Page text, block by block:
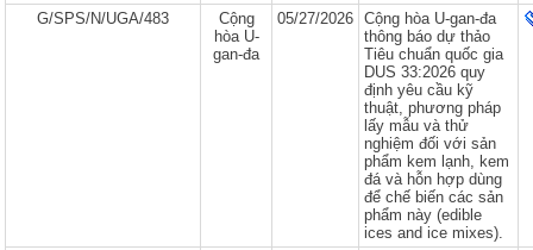
G/SPS/N/UGA/483
Cộng
hòa U-
gan-đa
05/27/2026
Cộng hòa U-gan-đa
thông báo dự thảo
Tiêu chuẩn quốc gia
DUS 33:2026 quy
định yêu cầu kỹ
thuật, phương pháp
lấy mẫu và thử
nghiệm đối với sản
phẩm kem lạnh, kem
đá và hỗn hợp dùng
để chế biến các sản
phẩm này (edible
ices and ice mixes).